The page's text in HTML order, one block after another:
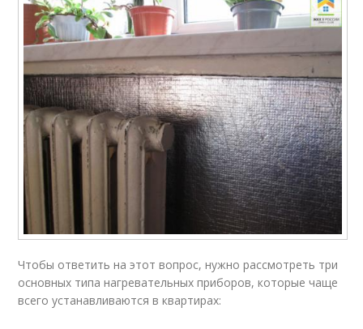
Чтобы ответить на этот вопрос, нужно рассмотреть три
основных типа нагревательных приборов, которые чаще
всего устанавливаются в квартирах: